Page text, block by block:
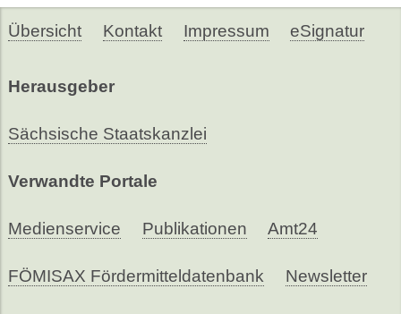
Übersicht Kontakt Impressum eSignatur
Herausgeber
Sächsische Staatskanzlei
Verwandte Portale
Medienservice Publikationen Amt24
FÖMISAX Fördermitteldatenbank Newsletter